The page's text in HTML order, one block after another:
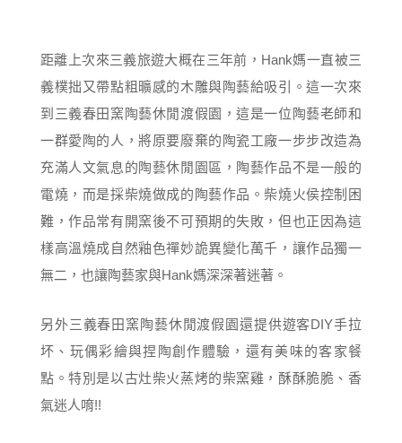
距離上次來三義旅遊大概在三年前，Hank媽一直被三
義樸拙又帶點粗曠感的木雕與陶藝給吸引。這一次來
到三義春田窯陶藝休閒渡假園，這是一位陶藝老師和
一群愛陶的人，將原要廢棄的陶瓷工廠一步步改造為
充滿人文氣息的陶藝休閒園區，陶藝作品不是一般的
電燒，而是採柴燒做成的陶藝作品。柴燒火侯控制困
難，作品常有開窯後不可預期的失敗，但也正因為這
樣高溫燒成自然釉色禪妙詭異變化萬千，讓作品獨一
無二，也讓陶藝家與Hank媽深深著迷著。
另外三義春田窯陶藝休閒渡假園還提供遊客DIY手拉
坏、玩偶彩繪與捏陶創作體驗，還有美味的客家餐
點。特別是以古灶柴火蒸烤的柴窯雞，酥酥脆脆、香
氣迷人唷!!